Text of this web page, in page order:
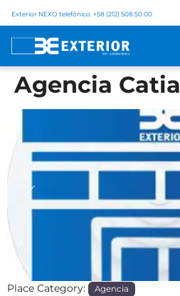
Exterior NEXO telefónico: +58 (212) 508.50.00
Agencia Catia
Previous
Place Category: Agencia